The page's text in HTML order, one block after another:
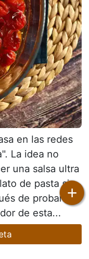
en las redes
La idea no
una salsa ultra
de pasta sin
de probarla
de esta...
+